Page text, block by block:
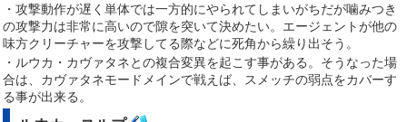
・攻撃動作が遅く単体では一方的にやられてしまいがちだが噛みつき
の攻撃力は非常に高いので隙を突いて決めたい。エージェントが他の
味方クリーチャーを攻撃してる際などに死角から繰り出そう。
・ルウカ・カヴァタネとの複合変異を起こす事がある。そうなった場
合は、カヴァタネモードメインで戦えば、スメッチの弱点をカバーす
る事が出来る。